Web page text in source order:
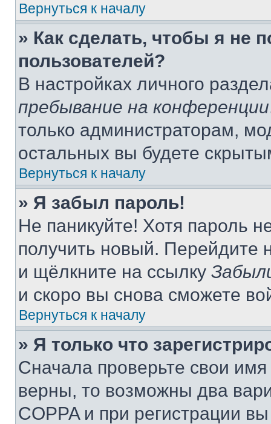
Вернуться к началу
» Как сделать, чтобы я не
пользователей?
В настройках личного
пребывание на конференции
только администраторам,
остальных вы будете
Вернуться к началу
» Я забыл пароль!
Не паникуйте! Хотя пароль
получить новый. Перейдите
и щёлкните на ссылку
и скоро вы снова сможете
Вернуться к началу
» Я только что
Сначала проверьте свои
верны, то возможны два
COPPA и при регистрации